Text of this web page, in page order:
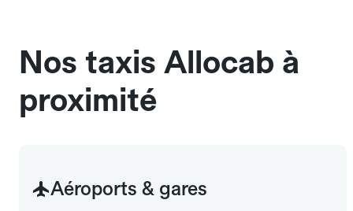
Nos taxis Allocab à
proximité
Aéroports & gares